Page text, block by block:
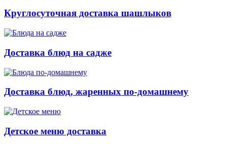
Круглосуточная доставка шашлыков
Доставка блюд на садже
Доставка блюд, жаренных по-домашнему
Детское меню доставка